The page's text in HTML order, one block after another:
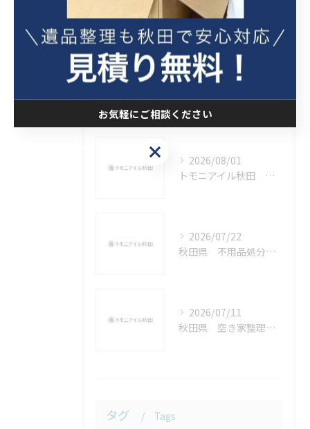
空き家整理
不用品処分
最近の投稿 Recent Posts
2026/08/01
トモニアイル秋田 お盆休みについて
2026/07/22
秋田県 不用品処分を急いで実施いたしましたがいかがでしたでしょうか
2026/07/11
秋田県 空き家整理、実家じまいについて
タグ Tags
お気軽にご相談ください
お気軽にご相談ください